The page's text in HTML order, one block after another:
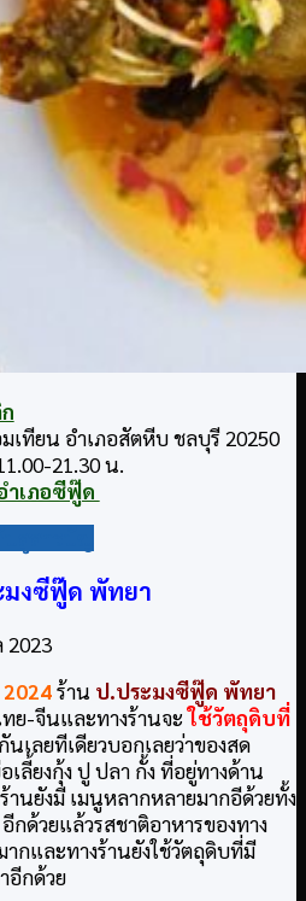
เทียน อำเภอสัตหีบ ชลบุรี 20250
21.30 น.
ำเภอซีฟู๊ด
มงซีฟู๊ด พัทยา
2024ร้าน ป.ประมงซีฟู๊ด พัทยา
ย-จีนและทางร้านจะใช้วัตถุดิบที่
นเลยทีเดียวบอกเลยว่าของสด
เลี้ยงกุ้ง ปู ปลา กั้ง ที่อยู่ทางด้าน
านยังมี เมนูหลากหลายมากอีด้วยทั้ง
อีกด้วยแล้วรสชาติอาหารของทาง
ากและทางร้านยังใช้วัตถุดิบที่มี
อีกด้วย